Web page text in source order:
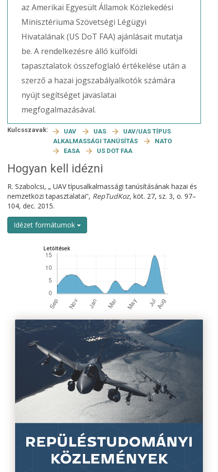
az Amerikai Egyesült Államok Közlekedési
Minisztériuma Szövetségi Légügyi
Hivatalának (US DoT FAA) ajánlásait mutatja
be. A rendelkezésre álló külföldi
tapasztalatok összefoglaló értékelése után a
szerző a hazai jogszabályalkotók számára
nyújt segítséget javaslatai
megfogalmazásával.
Kulcsszavak: UAV UAS
UAV/UAS TÍPUS
ALKALMASSÁGI TANÚSÍTÁS
NATO
EASA
US DOT FAA
Hogyan kell idézni
R. Szabolcsi, „ UAV típusalkalmassági tanúsításának hazai és
nemzetközi tapasztalatai”, RepTudKoz, köt. 27, sz. 3, o. 97–
104, dec. 2015.
Idézet formátumok
Letöltések